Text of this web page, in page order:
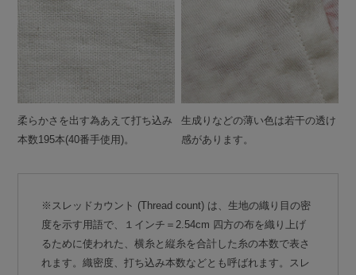
柔らかさを出す為あえて打ち込み
本数195本(40番手使用)。
生成りなどの薄い色は若干の透け
感があります。
※スレッドカウント (Thread count) は、生地の織り目の密
度を示す用語で、１インチ＝2.54cm 四方の布を織り上げ
るために使われた、横糸と縦糸を合計した糸の本数で表さ
れます。織密度、打ち込み本数などとも呼ばれます。スレ